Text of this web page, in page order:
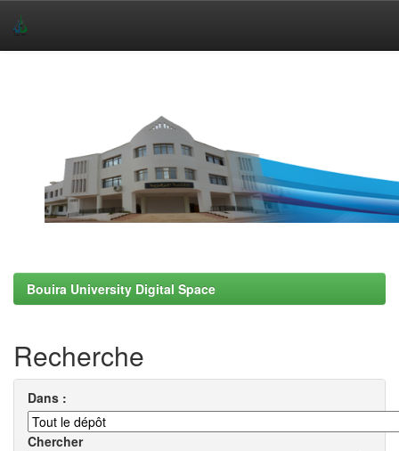
Bouira University Digital Space
Recherche
Dans :
Chercher